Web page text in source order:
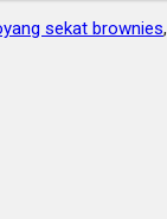
sekat brownies,